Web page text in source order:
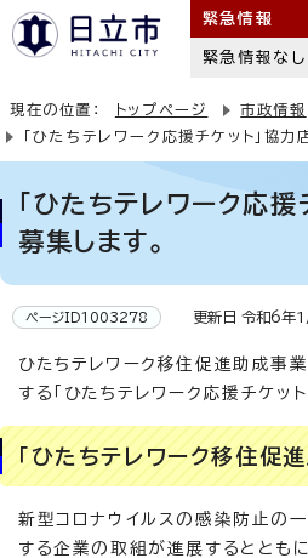
緊急情報
緊急情報なし
現在の位置： トップページ 市政情報
「ひたちテレワーク応援チケット」協力
「ひたちテレワーク応援
募集します。
ページID1003278 更新日 令和6年1
ひたちテレワーク移住促進助成事
する「ひたちテレワーク応援チケッ
「ひたちテレワーク移住促
新型コロナウイルスの感染防止の一
する企業の取組が進展するととも